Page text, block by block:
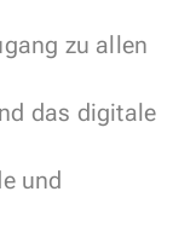
zu allen
das digitale
und